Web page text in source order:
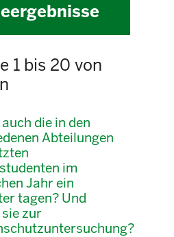
1 bis 20 von
die in den
Abteilungen
im
Jahr ein
tagen? Und
zur